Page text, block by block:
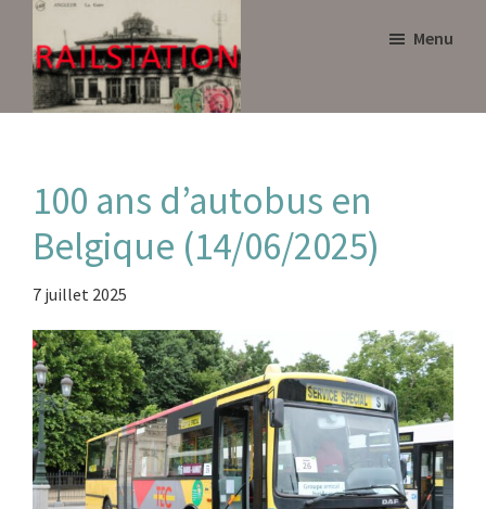
main
content
primary
sidebar
Menu
100 ans d’autobus en
Belgique (14/06/2025)
7 juillet 2025